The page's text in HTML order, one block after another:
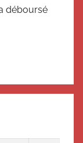
déboursé